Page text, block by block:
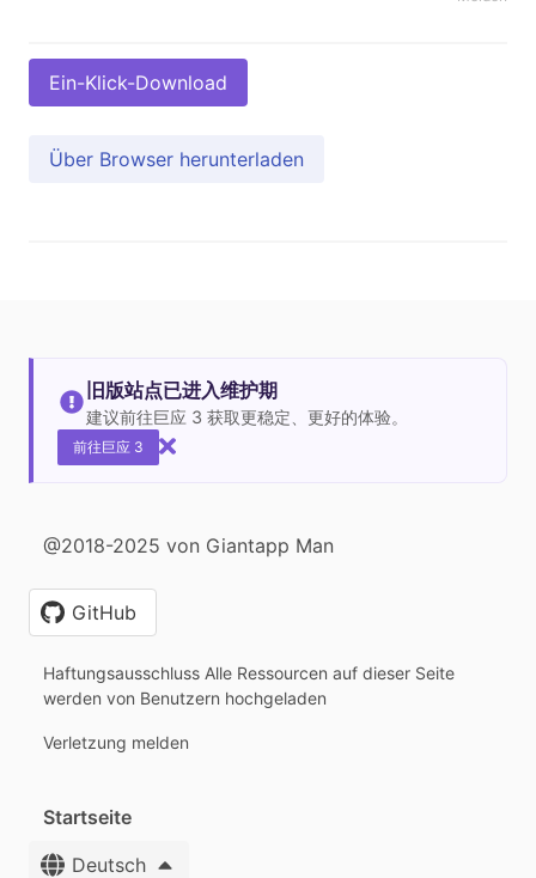
Ein-Klick-Download
Über Browser herunterladen
旧版站点已进入维护期
建议前往巨应 3 获取更稳定、更好的体验。
前往巨应 3
@2018-2025 von Giantapp Man
GitHub
Haftungsausschluss Alle Ressourcen auf dieser Seite
werden von Benutzern hochgeladen
Verletzung melden
Startseite
Deutsch